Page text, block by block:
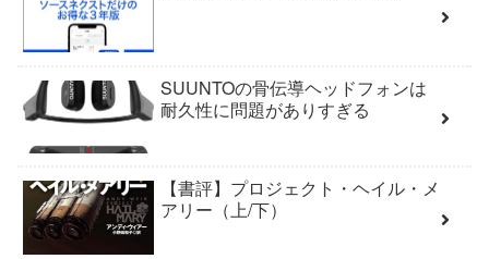
SUUNTOの骨伝導ヘッドフォンは
耐久性に問題がありすぎる
【書評】プロジェクト・ヘイル・メ
アリー（上/下）